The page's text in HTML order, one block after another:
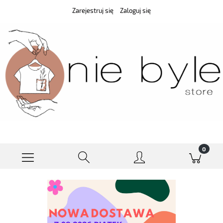
Zarejestruj się Zaloguj się